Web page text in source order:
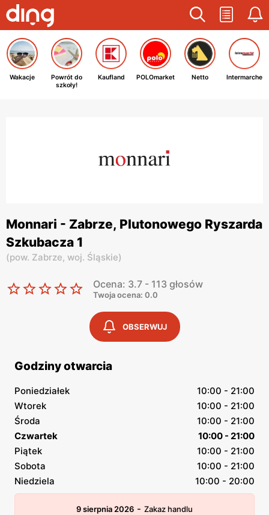
Wakacje
Powrót do
szkoły!
Kaufland POLOmarket Netto Intermarche
Monnari - Zabrze, Plutonowego Ryszarda
Szkubacza 1
(pow. Zabrze, woj. Śląskie)
Ocena: 3.7 - 113 głosów
Twoja ocena: 0.0
OBSERWUJ
Godziny otwarcia
Poniedziałek
10:00 - 21:00
Wtorek
10:00 - 21:00
Środa
10:00 - 21:00
Czwartek
10:00 - 21:00
Piątek
10:00 - 21:00
Sobota
10:00 - 21:00
Niedziela
10:00 - 20:00
9 sierpnia 2026 - Zakaz handlu